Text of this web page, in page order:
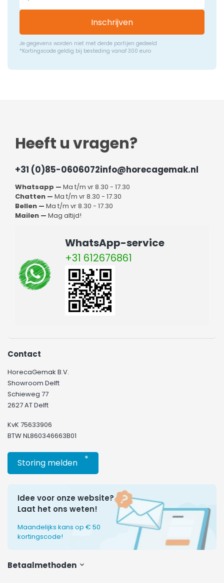
Inschrijven
Je gegevens worden niet met derde partijen gedeeld
*Kortingscode geldig bij besteding vanaf 300 euro
Heeft u vragen?
+31 (0)85-0606072info@horecagemak.nl
Whatsapp — Ma t/m vr 8.30 - 17.30
Chatten — Ma t/m vr 8.30 - 17.30
Bellen — Ma t/m vr 8.30 - 17.30
Mailen — Mag altijd!
WhatsApp-service
+31 612676861
Contact
HorecaGemak B.V.
Showroom Delft
Schieweg 77
2627 AT Delft
KvK 75633906
BTW NL860346663B01
Storing melden *
Idee voor onze website?
Laat het ons weten!
Maandelijks kans op € 50
kortingscode!
Betaalmethoden